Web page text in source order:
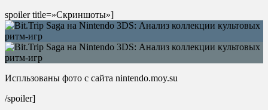
spoiler title=»Скриншоты»]
Испльзованы фото с сайта nintendo.moy.su
/spoiler]